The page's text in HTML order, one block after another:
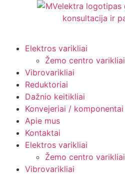
Elektros varikliai
Žemo centro varikliai
Vibrovarikliai
Reduktoriai
Dažnio keitikliai
Konvejeriai / komponentai
Apie mus
Kontaktai
Elektros varikliai
Žemo centro varikliai
Vibrovarikliai